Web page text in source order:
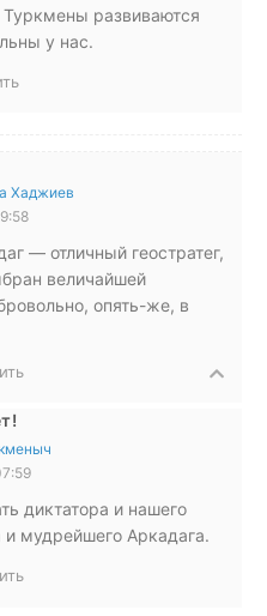
развиваются
у нас.
Хаджиев
— отличный геостратег,
величайшей
опять-же, в
диктатора и нашего
и мудрейшего Аркадага.